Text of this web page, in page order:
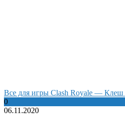
Все для игры Clash Royale — Клеш
0
06.11.2020